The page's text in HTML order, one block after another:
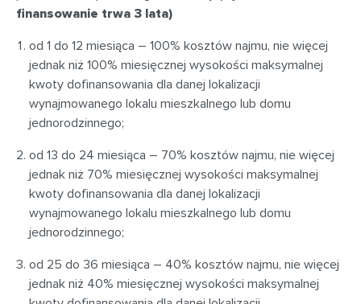
finansowanie trwa 3 lata)
od 1 do 12 miesiąca – 100% kosztów najmu, nie więcej
jednak niż 100% miesięcznej wysokości maksymalnej
kwoty dofinansowania dla danej lokalizacji
wynajmowanego lokalu mieszkalnego lub domu
jednorodzinnego;
od 13 do 24 miesiąca – 70% kosztów najmu, nie więcej
jednak niż 70% miesięcznej wysokości maksymalnej
kwoty dofinansowania dla danej lokalizacji
wynajmowanego lokalu mieszkalnego lub domu
jednorodzinnego;
od 25 do 36 miesiąca – 40% kosztów najmu, nie więcej
jednak niż 40% miesięcznej wysokości maksymalnej